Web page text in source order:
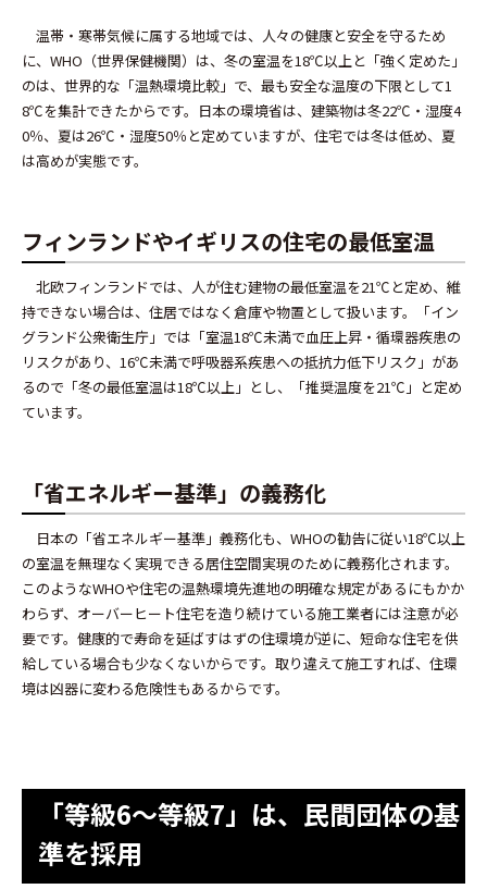
温帯・寒帯気候に属する地域では、人々の健康と安全を守るため
に、WHO（世界保健機関）は、冬の室温を18℃以上と「強く定めた」
のは、世界的な「温熱環境比較」で、最も安全な温度の下限として1
8℃を集計できたからです。日本の環境省は、建築物は冬22℃・湿度4
0％、夏は26℃・湿度50％と定めていますが、住宅では冬は低め、夏
は高めが実態です。
フィンランドやイギリスの住宅の最低室温
北欧フィンランドでは、人が住む建物の最低室温を21℃と定め、維
持できない場合は、住居ではなく倉庫や物置として扱います。「イン
グランド公衆衛生庁」では「室温18℃未満で血圧上昇・循環器疾患の
リスクがあり、16℃未満で呼吸器系疾患への抵抗力低下リスク」があ
るので「冬の最低室温は18℃以上」とし、「推奨温度を21℃」と定め
ています。
「省エネルギー基準」の義務化
日本の「省エネルギー基準」義務化も、WHOの勧告に従い18℃以上
の室温を無理なく実現できる居住空間実現のために義務化されます。
このようなWHOや住宅の温熱環境先進地の明確な規定があるにもかか
わらず、オーバーヒート住宅を造り続けている施工業者には注意が必
要です。健康的で寿命を延ばすはずの住環境が逆に、短命な住宅を供
給している場合も少なくないからです。取り違えて施工すれば、住環
境は凶器に変わる危険性もあるからです。
「等級6～等級7」は、民間団体の基
準を採用